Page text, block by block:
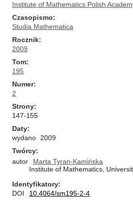
Institute of Mathematics Polish
Czasopismo
Studia Mathematica
Rocznik
2009
Tom
195
Numer
2
Strony
147-155
Daty
wydano
2009
Twórcy
autor
Marta Tyran-Kamińska
Institute of Mathematics,
Identyfikatory
DOI
10.4064/sm195-2-4